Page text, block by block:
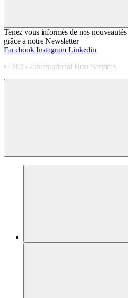
Tenez vous informés de nos
grâce à notre Newsletter
Facebook Instagram Linkedin
© 2025 - International Boat Services